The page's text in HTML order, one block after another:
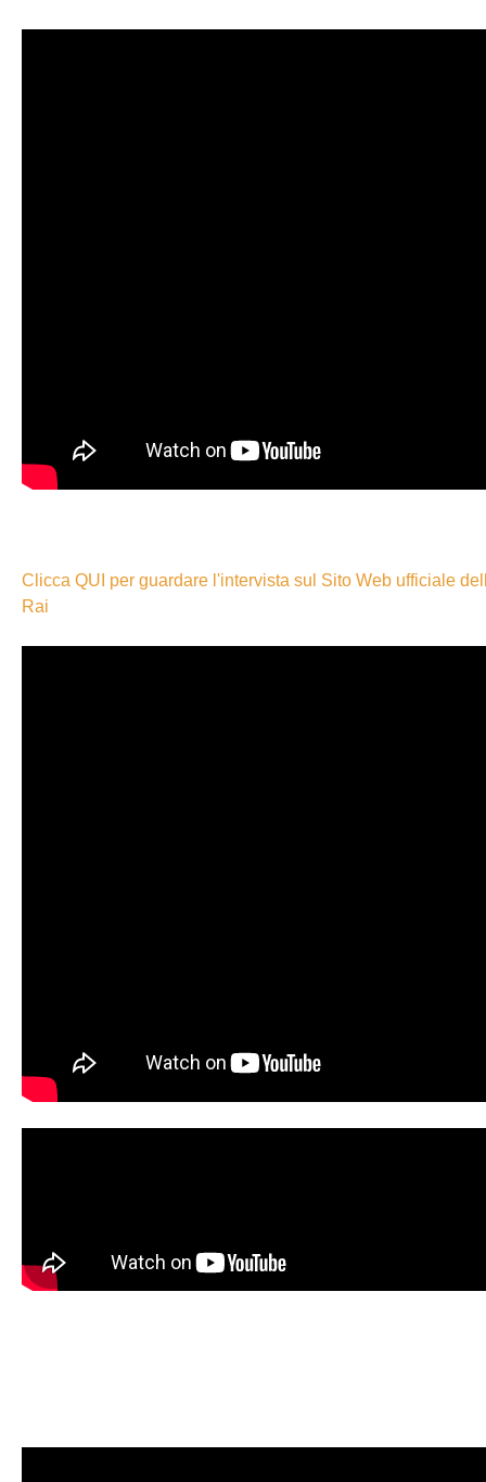
Clicca QUI per guardare l'intervista sul Sito Web ufficiale
Rai